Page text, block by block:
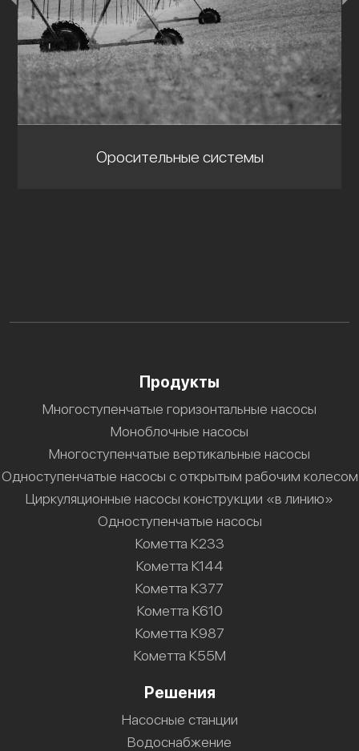
Оросительные системы
Продукты
Многоступенчатые горизонтальные насосы
Моноблочные насосы
Многоступенчатые вертикальные насосы
Одноступенчатые насосы с открытым рабочим колесом
Циркуляционные насосы конструкции «в линию»
Одноступенчатые насосы
Кометта К233
Кометта К144
Кометта К377
Кометта К610
Кометта К987
Кометта К55М
Решения
Насосные станции
Водоснабжение